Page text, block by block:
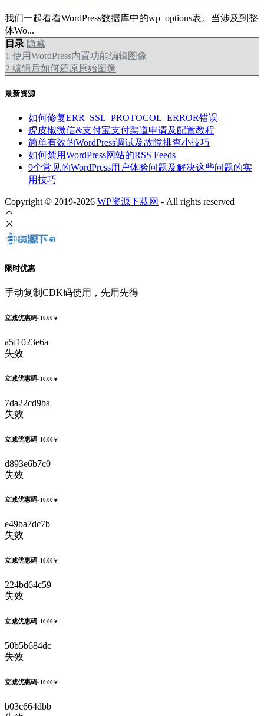
我们一起看看WordPress数据库中的wp_options表。当涉及到整
体Wo...
目录 隐藏
1 使用WordPress内置功能编辑图像
2 编辑后如何还原原始图像
最新资源
如何修复ERR_SSL_PROTOCOL_ERROR错误
虎皮椒微信&支付宝支付渠道申请及配置教程
简单有效的WordPress调试及故障排查小技巧
如何禁用WordPress网站的RSS Feeds
9个常见的WordPress用户体验问题及解决这些问题的实
用技巧
Copyright © 2019-2026 WP资源下载网 - All rights reserved
限时优惠
手动复制CDK码使用，先用先得
立减优惠码- 10.00￥
a5f1023e6a
失效
立减优惠码- 10.00￥
7da22cd9ba
失效
立减优惠码- 10.00￥
d893e6b7c0
失效
立减优惠码- 10.00￥
e49ba7dc7b
失效
立减优惠码- 10.00￥
224bd64c59
失效
立减优惠码- 10.00￥
50b5b684dc
失效
立减优惠码- 10.00￥
b03c664dbb